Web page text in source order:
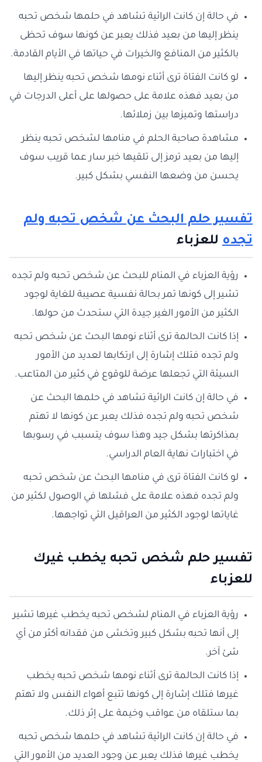
في حالة إن كانت الرائية تشاهد في حلمها شخص تحبه
ينظر إليها من بعيد فذلك يعبر عن كونها سوف تحظى
بالكثير من المنافع والخيرات في حياتها في الأيام القادمة.
لو كانت الفتاة ترى أثناء نومها شخص تحبه ينظر إليها
من بعيد فهذه علامة على حصولها على أعلى الدرجات في
دراستها وتميزها بين زملائها.
مشاهدة صاحبة الحلم في منامها لشخص تحبه ينظر
إليها من بعيد ترمز إلى تلقيها خبر سار عما قريب سوف
يحسن من وضعها النفسي بشكل كبير.
تفسير حلم البحث عن شخص تحبه ولم
تجده للعزباء
رؤية العزباء في المنام للبحث عن شخص تحبه ولم تجده
تشير إلى كونها تمر بحالة نفسية عصيبة للغاية لوجود
الكثير من الأمور الغير جيدة التي ستحدث من حولها.
إذا كانت الحالمة ترى أثناء نومها البحث عن شخص تحبه
ولم تجده فتلك إشارة إلى ارتكابها لعديد من الأمور
السيئة التي تجعلها عرضة للوقوع في كثير من المتاعب.
في حالة إن كانت الرائية تشاهد في حلمها البحث عن
شخص تحبه ولم تجده فذلك يعبر عن كونها لا تهتم
بمذاكرتها بشكل جيد وهذا سوف يتسبب في رسوبها
في اختبارات نهاية العام الدراسي.
لو كانت الفتاة ترى في منامها البحث عن شخص تحبه
ولم تجده فهذه علامة على فشلها في الوصول لكثير من
غاياتها لوجود الكثير من العراقيل التي تواجهها.
تفسير حلم شخص تحبه يخطب غيرك
للعزباء
رؤية العزباء في المنام لشخص تحبه يخطب غيرها تشير
إلى أنها تحبه بشكل كبير وتخشى من فقدانه أكثر من أي
شئ آخر.
إذا كانت الحالمة ترى أثناء نومها شخص تحبه يخطب
غيرها فتلك إشارة إلى كونها تتبع أهواء النفس ولا تهتم
بما ستلقاه من عواقب وخيمة على إثر ذلك.
في حالة إن كانت الرائية تشاهد في حلمها شخص تحبه
يخطب غيرها فذلك يعبر عن وجود العديد من الأمور التي